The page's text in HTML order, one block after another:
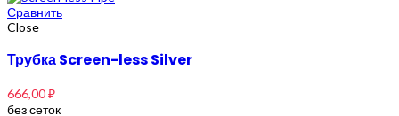
Сравнить
Close
Трубка Screen-less Silver
666,00₽
без сеток